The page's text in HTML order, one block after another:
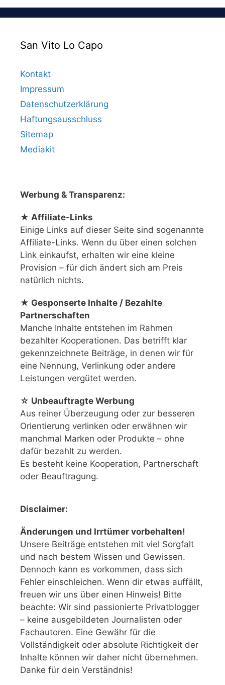
San Vito Lo Capo
Kontakt
Impressum
Datenschutzerklärung
Haftungsausschluss
Sitemap
Mediakit
Werbung & Transparenz:
★ Affiliate-Links
Einige Links auf dieser Seite sind sogenannte
Affiliate-Links. Wenn du über einen solchen
Link einkaufst, erhalten wir eine kleine
Provision – für dich ändert sich am Preis
natürlich nichts.
★ Gesponserte Inhalte / Bezahlte
Partnerschaften
Manche Inhalte entstehen im Rahmen
bezahlter Kooperationen. Das betrifft klar
gekennzeichnete Beiträge, in denen wir für
eine Nennung, Verlinkung oder andere
Leistungen vergütet werden.
☆ Unbeauftragte Werbung
Aus reiner Überzeugung oder zur besseren
Orientierung verlinken oder erwähnen wir
manchmal Marken oder Produkte – ohne
dafür bezahlt zu werden.
Es besteht keine Kooperation, Partnerschaft
oder Beauftragung.
Disclaimer:
Änderungen und Irrtümer vorbehalten!
Unsere Beiträge entstehen mit viel Sorgfalt
und nach bestem Wissen und Gewissen.
Dennoch kann es vorkommen, dass sich
Fehler einschleichen. Wenn dir etwas auffällt,
freuen wir uns über einen Hinweis! Bitte
beachte: Wir sind passionierte Privatblogger
– keine ausgebildeten Journalisten oder
Fachautoren. Eine Gewähr für die
Vollständigkeit oder absolute Richtigkeit der
Inhalte können wir daher nicht übernehmen.
Danke für dein Verständnis!